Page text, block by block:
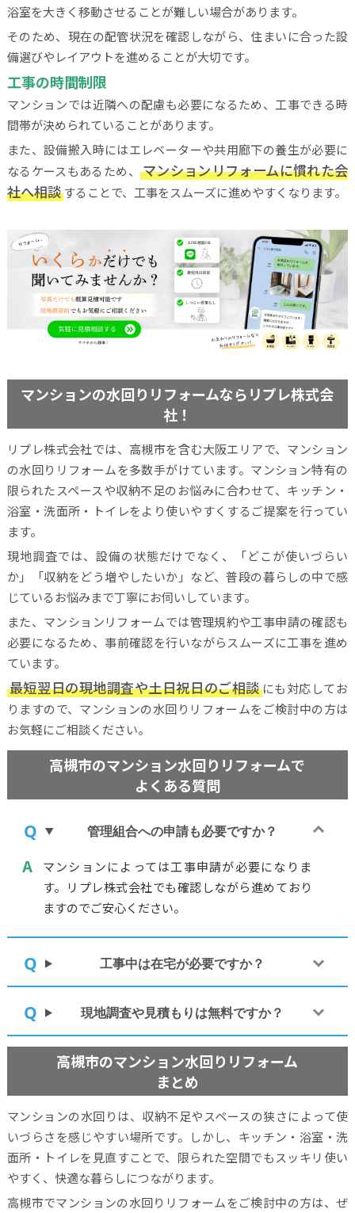
浴室を大きく移動させることが難しい場合があります。
そのため、現在の配管状況を確認しながら、住まいに合った設
備選びやレイアウトを進めることが大切です。
工事の時間制限
マンションでは近隣への配慮も必要になるため、工事できる時
間帯が決められていることがあります。
また、設備搬入時にはエレベーターや共用廊下の養生が必要に
なるケースもあるため、
マンションリフォームに慣れた会
社へ相談することで、工事をスムーズに進めやすくなります。
マンションの水回りリフォームならリプレ株式会
社！
リプレ株式会社では、高槻市を含む大阪エリアで、マンション
の水回りリフォームを多数手がけています。マンション特有の
限られたスペースや収納不足のお悩みに合わせて、キッチン・
浴室・洗面所・トイレをより使いやすくするご提案を行ってい
ます。
現地調査では、設備の状態だけでなく、「どこが使いづらい
か」「収納をどう増やしたいか」など、普段の暮らしの中で感
じているお悩みまで丁寧にお伺いしています。
また、マンションリフォームでは管理規約や工事申請の確認も
必要になるため、事前確認を行いながらスムーズに工事を進め
ています。
最短翌日の現地調査や土日祝日のご相談にも対応してお
りますので、マンションの水回りリフォームをご検討中の方は
お気軽にご相談ください。
高槻市のマンション水回りリフォームで
よくある質問
管理組合への申請も必要ですか？
マンションによっては工事申請が必要になりま
す。リプレ株式会社でも確認しながら進めており
ますのでご安心ください。
工事中は在宅が必要ですか？
現地調査や見積もりは無料ですか？
高槻市のマンション水回りリフォーム
まとめ
マンションの水回りは、収納不足やスペースの狭さによって使
いづらさを感じやすい場所です。しかし、キッチン・浴室・洗
面所・トイレを見直すことで、限られた空間でもスッキリ使い
やすく、快適な暮らしにつながります。
高槻市でマンションの水回りリフォームをご検討中の方は、ぜ